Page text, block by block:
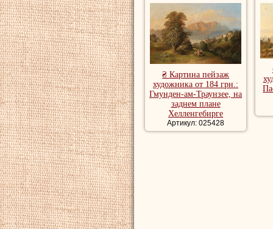
₴ Картина пейзаж
художника от 184 грн.:
Гмунден-ам-Траунзее, на
заднем плане
Хелленгебирге
Артикул: 025428